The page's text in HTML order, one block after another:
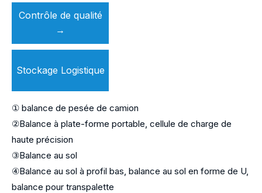
Contrôle de qualité
→
Stockage Logistique
① balance de pesée de camion
②Balance à plate-forme portable, cellule de charge de
haute précision
③Balance au sol
④Balance au sol à profil bas, balance au sol en forme de U,
balance pour transpalette